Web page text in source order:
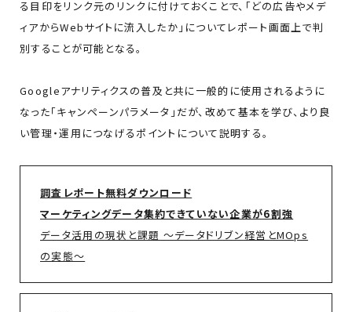
る目印をリンク元のリンクに付けておくことで、「どの広告やメデ
ィアからWebサイトに流入したか」についてレポート画面上で判
別することが可能となる。
Googleアナリティクスの普及と共に一般的に使用されるように
なった「キャンペーンパラメータ」だが、改めて基本を学び、より良
い管理・運用につなげるポイントについて説明する。
調査レポート無料ダウンロード
マーケティングデータ集約できていない企業が6割強
データ活用の現状と課題 ～データドリブン経営とMOps
の実態～